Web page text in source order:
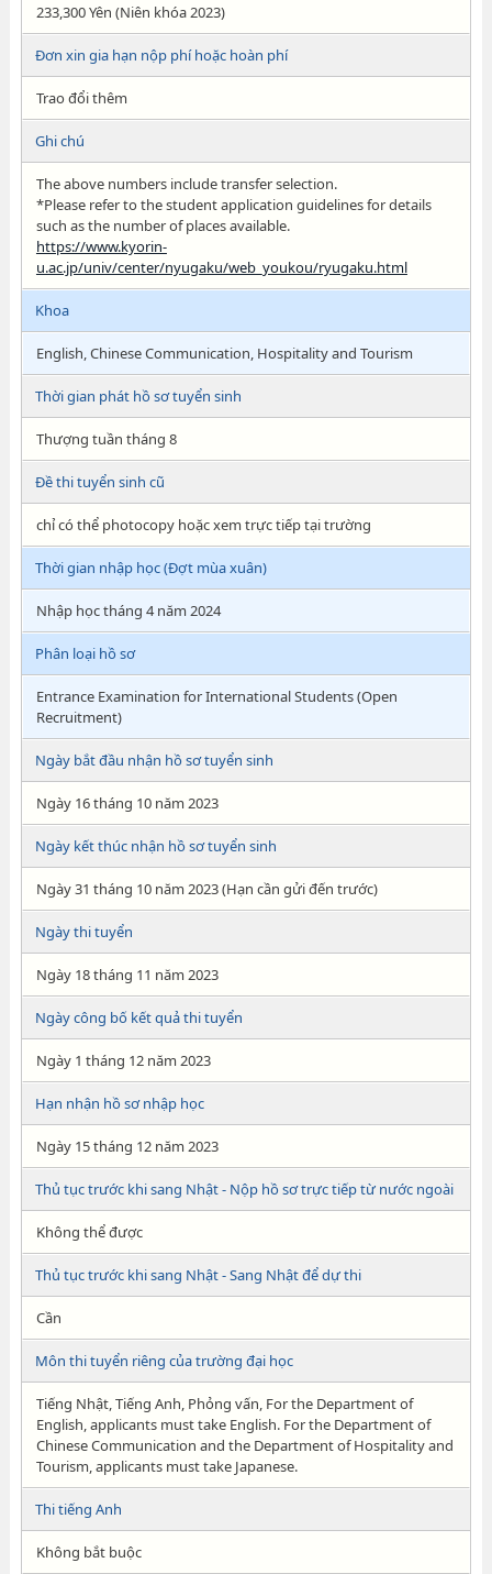
233,300 Yên (Niên khóa 2023)
Đơn xin gia hạn nộp phí hoặc hoàn phí
Trao đổi thêm
Ghi chú
The above numbers include transfer selection.
*Please refer to the student application guidelines for details
such as the number of places available.
https://www.kyorin-
u.ac.jp/univ/center/nyugaku/web_youkou/ryugaku.html
Khoa
English, Chinese Communication, Hospitality and Tourism
Thời gian phát hồ sơ tuyển sinh
Thượng tuần tháng 8
Đề thi tuyển sinh cũ
chỉ có thể photocopy hoặc xem trực tiếp tại trường
Thời gian nhập học (Đợt mùa xuân)
Nhập học tháng 4 năm 2024
Phân loại hồ sơ
Entrance Examination for International Students (Open
Recruitment)
Ngày bắt đầu nhận hồ sơ tuyển sinh
Ngày 16 tháng 10 năm 2023
Ngày kết thúc nhận hồ sơ tuyển sinh
Ngày 31 tháng 10 năm 2023 (Hạn cần gửi đến trước)
Ngày thi tuyển
Ngày 18 tháng 11 năm 2023
Ngày công bố kết quả thi tuyển
Ngày 1 tháng 12 năm 2023
Hạn nhận hồ sơ nhập học
Ngày 15 tháng 12 năm 2023
Thủ tục trước khi sang Nhật - Nộp hồ sơ trực tiếp từ nước ngoài
Không thể được
Thủ tục trước khi sang Nhật - Sang Nhật để dự thi
Cần
Môn thi tuyển riêng của trường đại học
Tiếng Nhật, Tiếng Anh, Phỏng vấn, For the Department of
English, applicants must take English. For the Department of
Chinese Communication and the Department of Hospitality and
Tourism, applicants must take Japanese.
Thi tiếng Anh
Không bắt buộc